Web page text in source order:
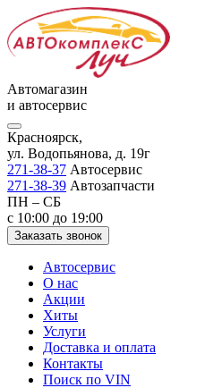
Автомагазин
и автосервис
Красноярск,
ул. Водопьянова, д. 19г
271-38-37 Автосервис
271-38-39 Автозапчасти
ПН – СБ
с 10:00 до 19:00
Заказать звонок
Автосервис
О нас
Акции
Хиты
Услуги
Доставка и оплата
Контакты
Поиск по VIN